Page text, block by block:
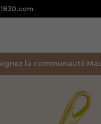
la communauté